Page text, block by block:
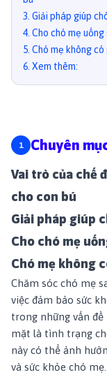
3 Giải pháp giúp
4. Cho chó mẹ
5 Chó mẹ không
6 Xem thêm:
Chuyên
Vai trò của chế
cho con bú
Giải pháp giúp
Cho chó mẹ
Chó mẹ không
Chăm sóc chó mẹ
việc đảm bảo sức
trong những vấn
mặt là tình trạng
này có thể ảnh
và sức khỏe chó